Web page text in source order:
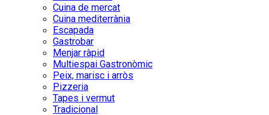
Cuina de mercat
Cuina mediterrània
Escapada
Gastrobar
Menjar ràpid
Multiespai Gastronòmic
Peix, marisc i arròs
Pizzeria
Tapes i vermut
Tradicional